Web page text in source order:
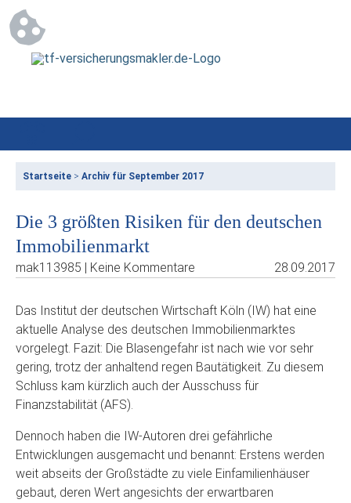
Startseite > Archiv für September 2017
Die 3 größten Risiken für den deutschen
Immobilienmarkt
mak113985 | Keine Kommentare 28.09.2017
Das Institut der deutschen Wirtschaft Köln (IW) hat eine
aktuelle Analyse des deutschen Immobilienmarktes
vorgelegt. Fazit: Die Blasengefahr ist nach wie vor sehr
gering, trotz der anhaltend regen Bautätigkeit. Zu diesem
Schluss kam kürzlich auch der Ausschuss für
Finanzstabilität (AFS).
Dennoch haben die IW-Autoren drei gefährliche
Entwicklungen ausgemacht und benannt: Erstens werden
weit abseits der Großstädte zu viele Einfamilienhäuser
gebaut, deren Wert angesichts der erwartbaren